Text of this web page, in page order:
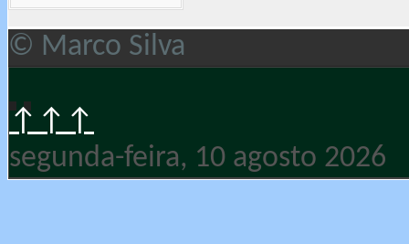
© Marco Silva
↑↑↑
segunda-feira, 10 agosto 2026